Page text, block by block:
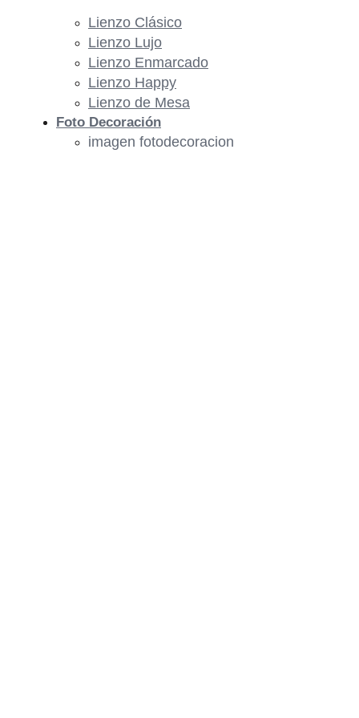
Lienzo Clásico
Lienzo Lujo
Lienzo Enmarcado
Lienzo Happy
Lienzo de Mesa
Foto Decoración
imagen fotodecoracion